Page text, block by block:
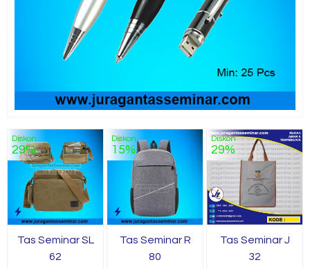
Diskon
29%
Tas Seminar SL
62
Diskon
15%
Tas Seminar R
80
Diskon
29%
Tas Seminar J
32